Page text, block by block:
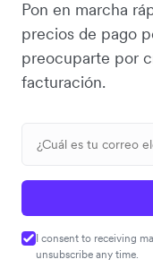
Pon en marcha
precios de pago
preocuparte por
facturación.
I consent to receiving
unsubscribe any time.